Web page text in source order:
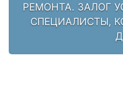
РЕМОНТА. ЗАЛОГ
СПЕЦИАЛИСТЫ,